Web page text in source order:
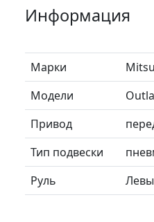
Информация
Марки
Модели
Привод
Тип подвески
Руль